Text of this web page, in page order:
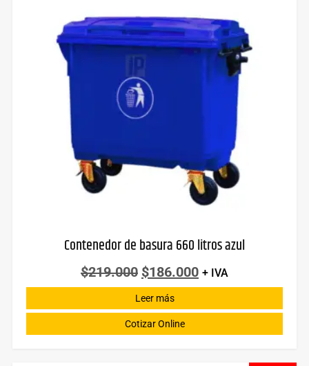
Contenedor de basura 660 litros azul
$219.000 $186.000 + IVA
Leer más
Cotizar Online